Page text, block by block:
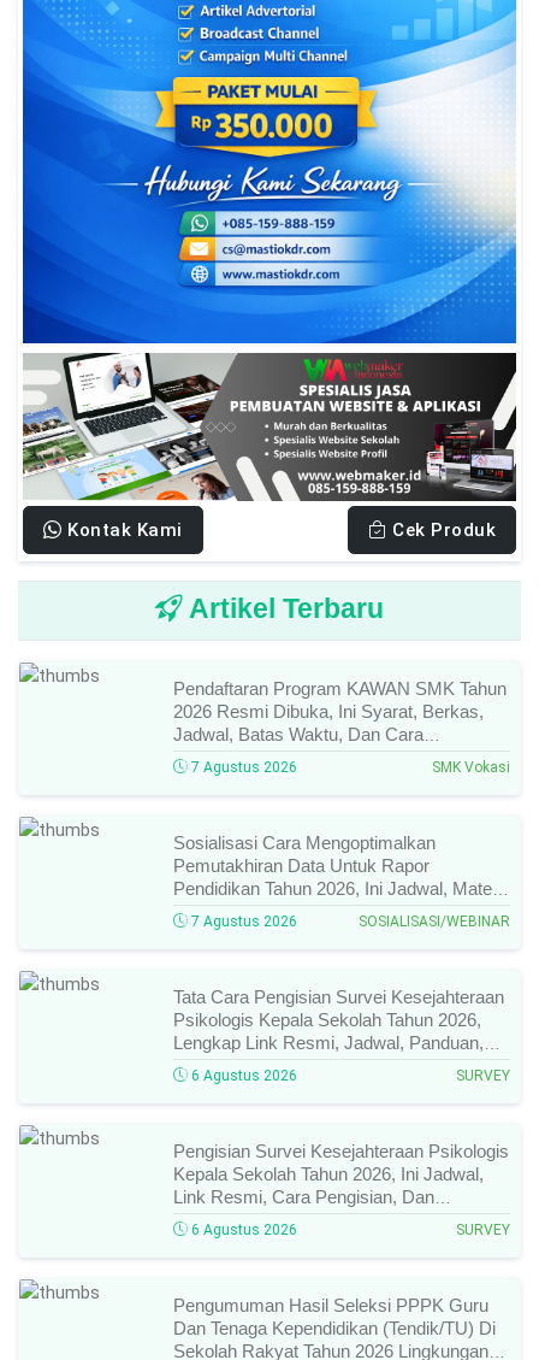
Kontak Kami Cek Produk
Artikel Terbaru
Pendaftaran Program KAWAN SMK Tahun
2026 Resmi Dibuka, Ini Syarat, Berkas,
Jadwal, Batas Waktu, Dan Cara
Pendaftarannya!
7 Agustus 2026 SMK Vokasi
Sosialisasi Cara Mengoptimalkan
Pemutakhiran Data Untuk Rapor
Pendidikan Tahun 2026, Ini Jadwal, Materi,
Narasumber, Dan Link Mengikutinya!
7 Agustus 2026 SOSIALISASI/WEBINAR
Tata Cara Pengisian Survei Kesejahteraan
Psikologis Kepala Sekolah Tahun 2026,
Lengkap Link Resmi, Jadwal, Panduan,
Dan Hal Yang Wajib Diperhatikan!
6 Agustus 2026 SURVEY
Pengisian Survei Kesejahteraan Psikologis
Kepala Sekolah Tahun 2026, Ini Jadwal,
Link Resmi, Cara Pengisian, Dan
Ketentuan Lengkapnya!
6 Agustus 2026 SURVEY
Pengumuman Hasil Seleksi PPPK Guru
Dan Tenaga Kependidikan (Tendik/TU) Di
Sekolah Rakyat Tahun 2026 Lingkungan